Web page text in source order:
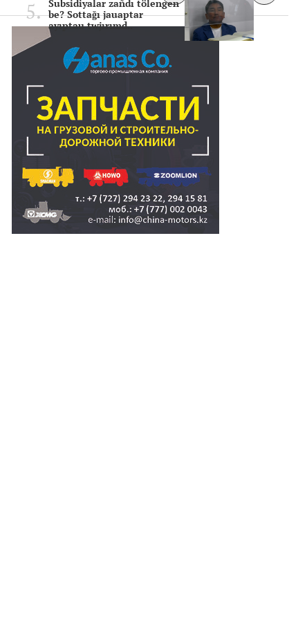
Subsidiyalar zañdı tölengen
be? Sottağı jauaptar
ayıptau twjırımd..